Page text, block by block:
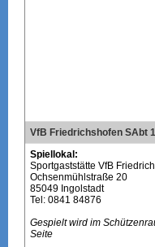
VfB Friedrichshofen SAbt 1
Spiellokal:
Sportgaststätte VfB
Ochsenmühlstraße 20
85049 Ingolstadt
Tel: 0841 84876
Gespielt wird im
Seite